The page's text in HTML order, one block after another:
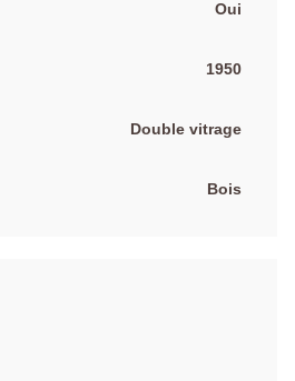
Oui
1950
Double vitrage
Bois